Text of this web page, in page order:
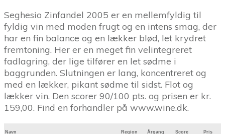
Seghesio Zinfandel 2005 er en mellemfyldig til
fyldig vin med moden frugt og en intens smag, der
har en fin balance og en lækker blød, let krydret
fremtoning. Her er en meget fin velintegreret
fadlagring, der lige tilfører en let sødme i
baggrunden. Slutningen er lang, koncentreret og
med en lækker, pikant sødme til sidst. Flot og
lækker vin. Den scorer 90/100 pts. og prisen er kr.
159,00. Find en forhandler på www.wine.dk.
Navn Region Årgang Score Pris